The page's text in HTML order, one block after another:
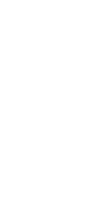
капитала